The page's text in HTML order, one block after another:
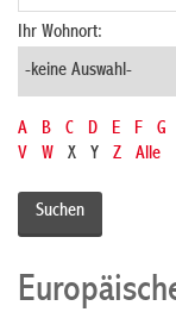
Ihr Wohnort:
A B C D E F G
V
W X Y Z Alle